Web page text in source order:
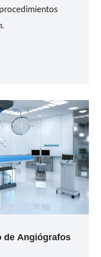
de Angiógrafos